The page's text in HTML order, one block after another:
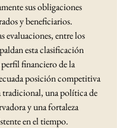
sus obligaciones
y beneficiarios.
evaluaciones, entre los
esta clasificación
financiero de la
posición competitiva
tradicional, una política de
y una fortaleza
en el tiempo.